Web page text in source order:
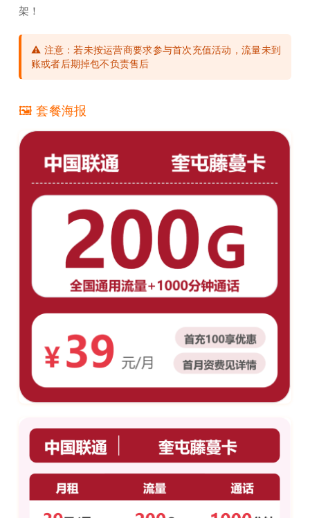
架！
⚠️ 注意：若未按运营商要求参与首次充值活动，流量未到
账或者后期掉包不负责售后
🖼️ 套餐海报